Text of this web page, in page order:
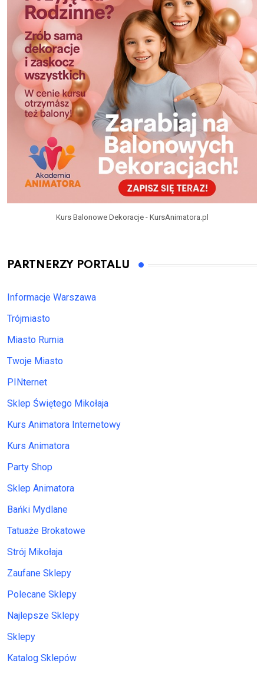
Kurs Balonowe Dekoracje - KursAnimatora.pl
PARTNERZY PORTALU
Informacje Warszawa
Trójmiasto
Miasto Rumia
Twoje Miasto
PINternet
Sklep Świętego Mikołaja
Kurs Animatora Internetowy
Kurs Animatora
Party Shop
Sklep Animatora
Bańki Mydlane
Tatuaże Brokatowe
Strój Mikołaja
Zaufane Sklepy
Polecane Sklepy
Najlepsze Sklepy
Sklepy
Katalog Sklepów